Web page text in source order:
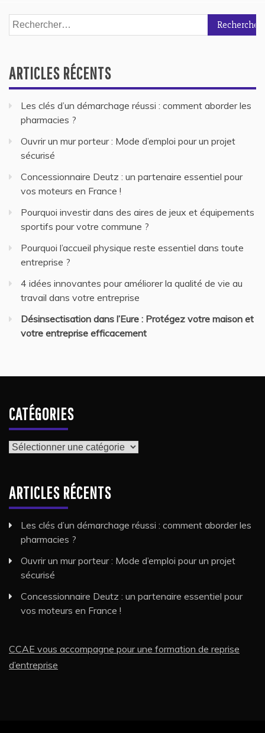
Rechercher :
ARTICLES RÉCENTS
Les clés d’un démarchage réussi : comment aborder les
pharmacies ?
Ouvrir un mur porteur : Mode d’emploi pour un projet
sécurisé
Concessionnaire Deutz : un partenaire essentiel pour
vos moteurs en France !
Pourquoi investir dans des aires de jeux et équipements
sportifs pour votre commune ?
Pourquoi l’accueil physique reste essentiel dans toute
entreprise ?
4 idées innovantes pour améliorer la qualité de vie au
travail dans votre entreprise
Désinsectisation dans l’Eure : Protégez votre maison et
votre entreprise efficacement
CATÉGORIES
Catégories
ARTICLES RÉCENTS
Les clés d’un démarchage réussi : comment aborder les
pharmacies ?
Ouvrir un mur porteur : Mode d’emploi pour un projet
sécurisé
Concessionnaire Deutz : un partenaire essentiel pour
vos moteurs en France !
CCAE vous accompagne pour une formation de reprise
d’entreprise